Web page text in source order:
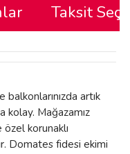
Taksit
artık
Mağazamız
korunaklı
Domates fidesi ekimi